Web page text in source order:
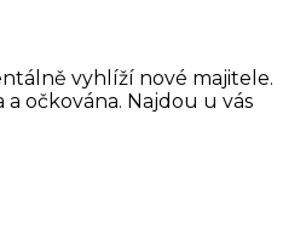
vyhlíží nové majitele.
očkována. Najdou u vás